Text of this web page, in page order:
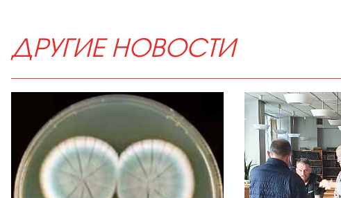
ДРУГИЕ НОВОСТИ